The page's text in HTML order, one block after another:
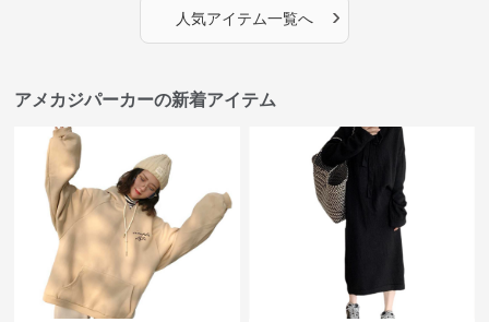
人気アイテム一覧へ ›
アメカジパーカーの新着アイテム